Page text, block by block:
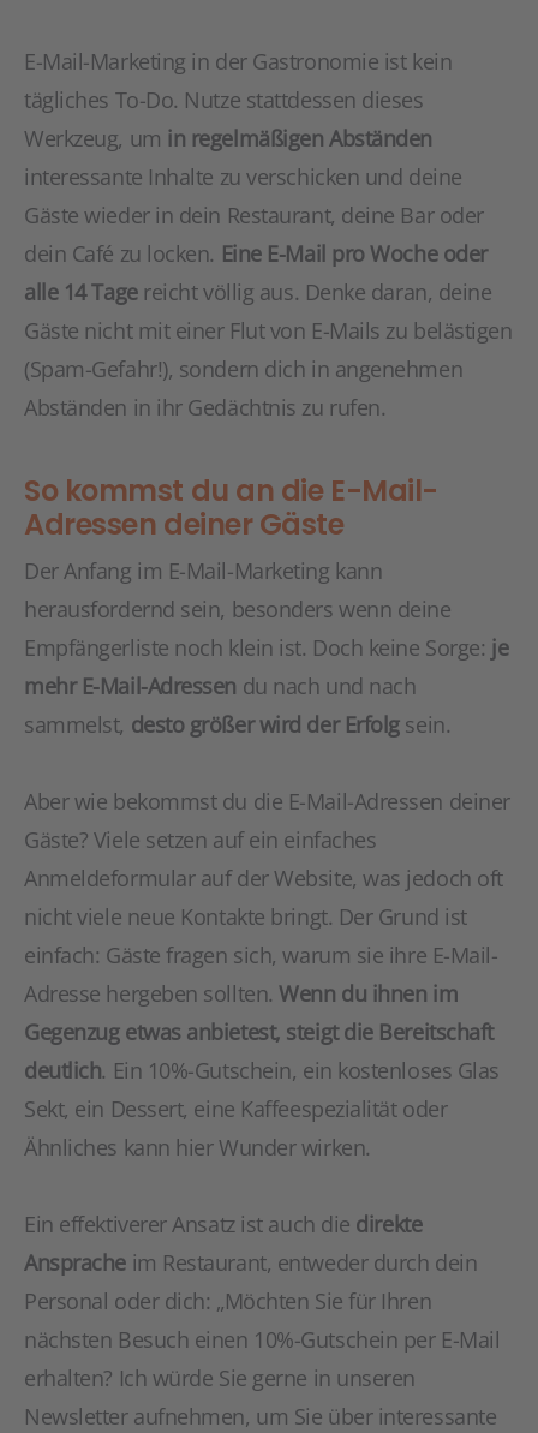
E-Mail-Marketing in der Gastronomie ist kein
tägliches To-Do. Nutze stattdessen dieses
Werkzeug, um in regelmäßigen Abständen
interessante Inhalte zu verschicken und deine
Gäste wieder in dein Restaurant, deine Bar oder
dein Café zu locken. Eine E-Mail pro Woche oder
alle 14 Tagereicht völlig aus. Denke daran, deine
Gäste nicht mit einer Flut von E-Mails zu belästigen
(Spam-Gefahr!), sondern dich in angenehmen
Abständen in ihr Gedächtnis zu rufen.
So kommst du an die E-Mail-
Adressen deiner Gäste
Der Anfang im E-Mail-Marketing kann
herausfordernd sein, besonders wenn deine
Empfängerliste noch klein ist. Doch keine Sorge: je
mehr E-Mail-Adressen du nach und nach
sammelst, desto größer wird der Erfolgsein.
Aber wie bekommst du die E-Mail-Adressen deiner
Gäste? Viele setzen auf ein einfaches
Anmeldeformular auf der Website, was jedoch oft
nicht viele neue Kontakte bringt. Der Grund ist
einfach: Gäste fragen sich, warum sie ihre E-Mail-
Adresse hergeben sollten. Wenn du ihnen im
Gegenzug etwas anbietest, steigt die Bereitschaft
deutlich. Ein 10%-Gutschein, ein kostenloses Glas
Sekt, ein Dessert, eine Kaffeespezialität oder
Ähnliches kann hier Wunder wirken.
Ein effektiverer Ansatz ist auch die direkte
Anspracheim Restaurant, entweder durch dein
Personal oder dich: „Möchten Sie für Ihren
nächsten Besuch einen 10%-Gutschein per E-Mail
erhalten? Ich würde Sie gerne in unseren
Newsletter aufnehmen, um Sie über interessante